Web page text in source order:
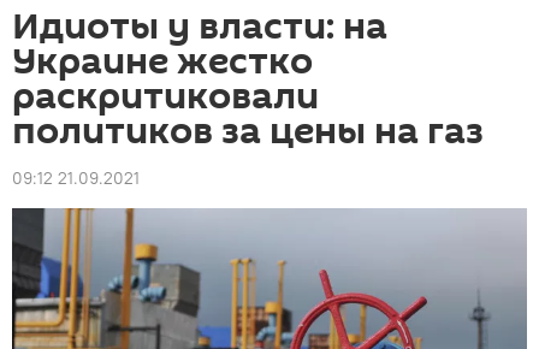
Идиоты у власти: на
Украине жестко
раскритиковали
политиков за цены на газ
09:12 21.09.2021